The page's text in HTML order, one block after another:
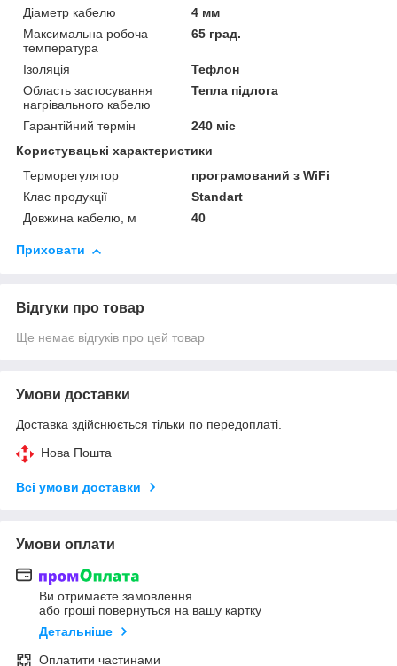
Діаметр кабелю
4 мм
Максимальна робоча
температура
65 град.
Ізоляція
Тефлон
Область застосування
нагрівального кабелю
Тепла підлога
Гарантійний термін
240 міс
Користувацькі характеристики
Терморегулятор
програмований з WiFi
Клас продукції
Standart
Довжина кабелю, м
40
Приховати
Відгуки про товар
Ще немає відгуків про цей товар
Умови доставки
Доставка здійснюється тільки по передоплаті.
Нова Пошта
Всі умови доставки
Умови оплати
Ви отримаєте замовлення
або гроші повернуться на вашу картку
Детальніше
Оплатити частинами